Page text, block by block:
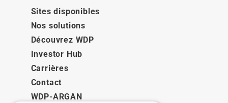
Sites disponibles
Nos solutions
Découvrez WDP
Investor Hub
Carrières
Contact
WDP-ARGAN